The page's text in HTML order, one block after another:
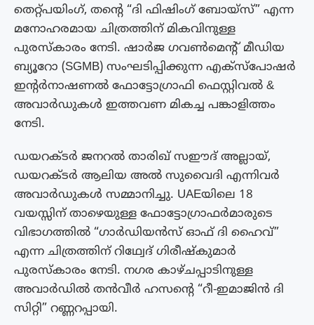
തെറ്റ്പയിംഗ്, തന്റെ “ദി ഫിഷിംഗ് ബോയ്‌സ്” എന്ന
മനോഹരമായ ചിത്രത്തിന് മികവിനുള്ള
പുരസ്‌കാരം നേടി. ഷാർജ ഗവൺമെന്റ് മീഡിയ
ബ്യൂറോ (SGMB) സംഘടിപ്പിക്കുന്ന എക്‌സ്‌പോഷർ
ഇന്റർനാഷണൽ ഫോട്ടോഗ്രാഫി ഫെസ്റ്റിവൽ &
അവാർഡുകൾ ഇത്തവണ മികച്ച പങ്കാളിത്തം
നേടി.
ഡയറക്ടർ ജനറൽ താരിഖ് സഈദ് അല്ലായ്,
ഡയറക്ടർ ആലിയ അൽ സുവൈദി എന്നിവർ
അവാർഡുകൾ സമ്മാനിച്ചു. UAEയിലെ 18
വയസ്സിന് താഴെയുള്ള ഫോട്ടോഗ്രാഫർമാരുടെ
വിഭാഗത്തിൽ “ഗാർഡിയൻസ് ഓഫ് ദി ഹൈവ്”
എന്ന ചിത്രത്തിന് റിഥ്വേദ് ഗിരീഷ്‌കുമാർ
പുരസ്‌കാരം നേടി. നഗര കാഴ്ചപ്പാടിനുള്ള
അവാർഡിൽ തൻവീർ ഹസന്റെ “റീ-ഇമാജിൻ ദി
സിറ്റി” റണ്ണറപ്പായി.